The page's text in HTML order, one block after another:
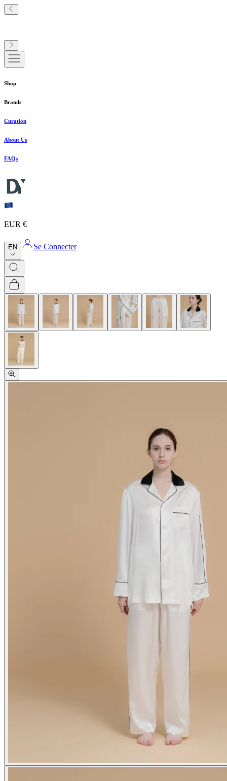
Shop
Brands
Curation
About Us
FAQs
EUR €
EN Se Connecter